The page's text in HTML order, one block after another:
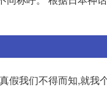
假我们不得而知,就